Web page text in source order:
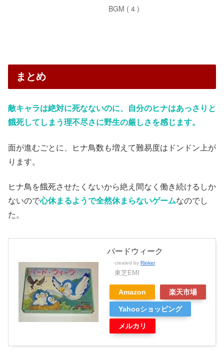
まとめ
敵キャラは絶対に死なないのに、自分のヒナはあっさりと
餓死してしまう理不尽さに野生の厳しさを感じます。
面が進むごとに、ヒナ鳥数も増えて難易度はドンドン上が
ります。
ヒナ鳥を餓死させたくないから絶え間なく働き続けるしか
ないので心休まるようで全然休まらないゲームなのでし
た。
バードウィーク
created by Rinker
東芝EMI
Amazon 楽天市場
Yahooショッピング
メルカリ